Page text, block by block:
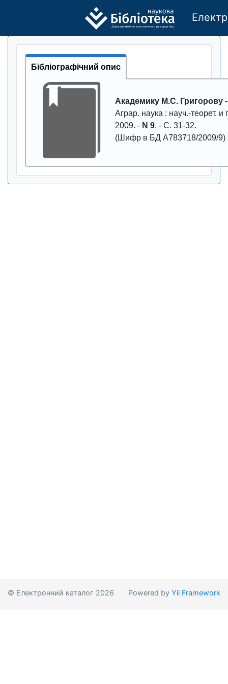
Державного бі отехно логічно го універси тету
Бібліографічний опис
Академику М.С. Григорову
Аграр. наука : науч.-теорет.
2009. - N 9. - С. 31-32.
(Шифр в БД А783718/2009/9)
© Електронний каталог 2026 Powered by Yii Framework